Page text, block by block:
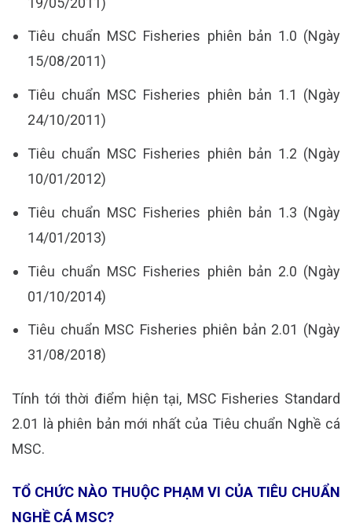
Tiêu chuẩn MSC Fisheries phiên bản 1.0 (Ngày
15/08/2011)
Tiêu chuẩn MSC Fisheries phiên bản 1.1 (Ngày
24/10/2011)
Tiêu chuẩn MSC Fisheries phiên bản 1.2 (Ngày
10/01/2012)
Tiêu chuẩn MSC Fisheries phiên bản 1.3 (Ngày
14/01/2013)
Tiêu chuẩn MSC Fisheries phiên bản 2.0 (Ngày
01/10/2014)
Tiêu chuẩn MSC Fisheries phiên bản 2.01 (Ngày
31/08/2018)
Tính tới thời điểm hiện tại, MSC Fisheries Standard
2.01 là phiên bản mới nhất của Tiêu chuẩn Nghề cá
MSC.
TỔ CHỨC NÀO THUỘC PHẠM VI CỦA TIÊU CHUẨN
NGHỀ CÁ MSC?